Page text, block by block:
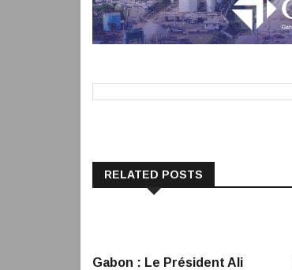
RELATED POSTS
Gabon : Le Président Ali